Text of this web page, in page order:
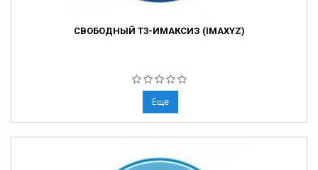
СВОБОДНЫЙ Т3-ИМАКСИЗ (IMAXYZ)
Еще